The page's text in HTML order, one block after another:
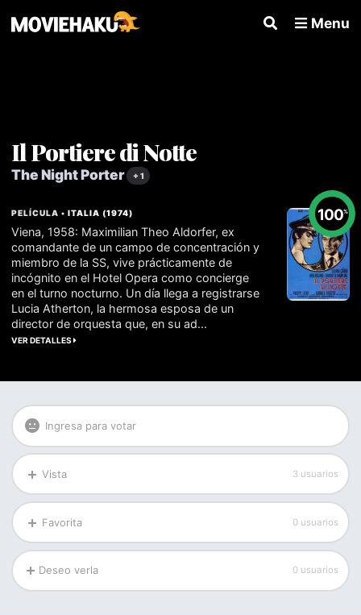
Menu
Il Portiere di Notte
The Night Porter + 1
100%
PELÍCULA •ITALIA (1974)
Viena, 1958: Maximilian Theo Aldorfer, ex
comandante de un campo de concentración y
miembro de la SS, vive prácticamente de
incógnito en el Hotel Opera como concierge
en el turno nocturno. Un día llega a registrarse
Lucia Atherton, la hermosa esposa de un
director de orquesta que, en su ad...
VER DETALLES
Ingresa para votar
Vista 3 usuarios
Favorita 0 usuarios
Deseo verla 0 usuarios